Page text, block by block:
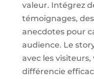
valeur. Intégrez
témoignages,
anecdotes pour
audience. Le
avec les
différencie